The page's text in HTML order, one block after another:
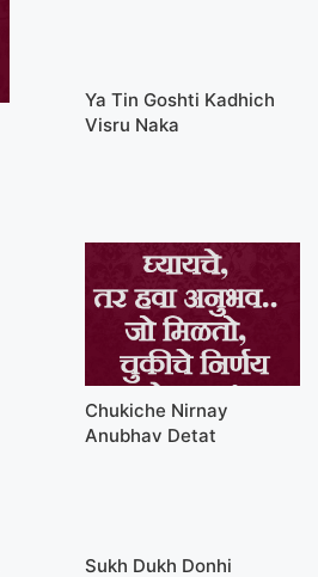
Ya Tin Goshti Kadhich
Visru Naka
Chukiche Nirnay
Anubhav Detat
Sukh Dukh Donhi